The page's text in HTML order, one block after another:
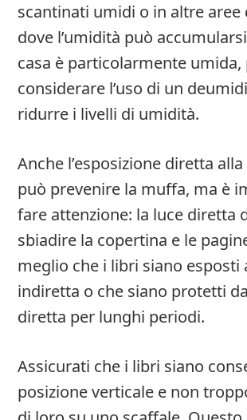
scantinati umidi o in altre aree
dove l’umidità può
casa è particolarmente
considerare l’uso di un
ridurre i livelli di umidità.
Anche l’esposizione diretta
può prevenire la muffa, ma è
fare attenzione: la luce diretta
sbiadire la copertina e le
meglio che i libri siano esposti
indiretta o che siano protetti
diretta per lunghi periodi.
Assicurati che i libri siano
posizione verticale e non